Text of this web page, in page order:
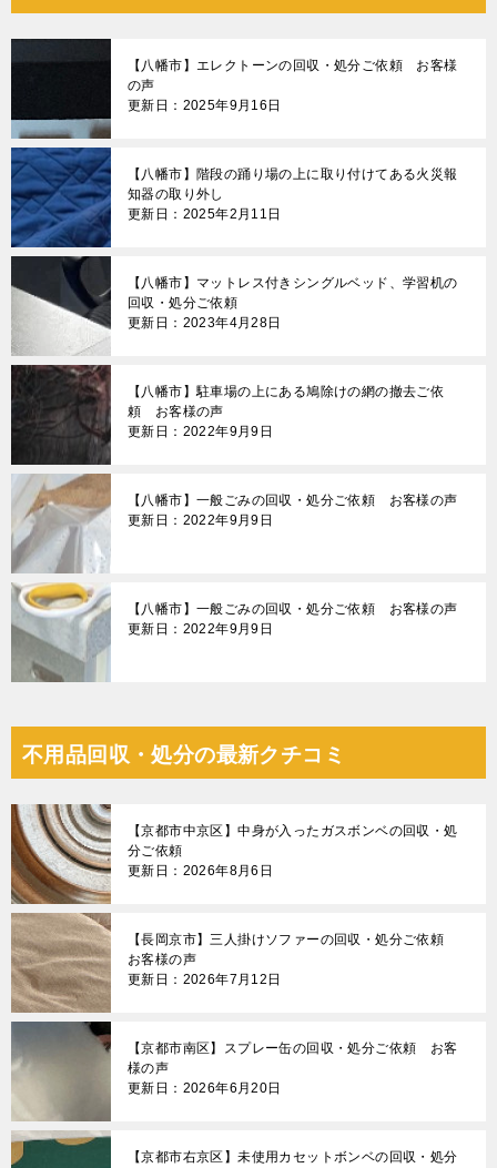
【八幡市】エレクトーンの回収・処分ご依頼 お客様
の声
更新日：2025年9月16日
【八幡市】階段の踊り場の上に取り付けてある火災報
知器の取り外し
更新日：2025年2月11日
【八幡市】マットレス付きシングルベッド、学習机の
回収・処分ご依頼
更新日：2023年4月28日
【八幡市】駐車場の上にある鳩除けの網の撤去ご依
頼 お客様の声
更新日：2022年9月9日
【八幡市】一般ごみの回収・処分ご依頼 お客様の声
更新日：2022年9月9日
【八幡市】一般ごみの回収・処分ご依頼 お客様の声
更新日：2022年9月9日
不用品回収・処分の最新クチコミ
【京都市中京区】中身が入ったガスボンベの回収・処
分ご依頼
更新日：2026年8月6日
【長岡京市】三人掛けソファーの回収・処分ご依頼
お客様の声
更新日：2026年7月12日
【京都市南区】スプレー缶の回収・処分ご依頼 お客
様の声
更新日：2026年6月20日
【京都市右京区】未使用カセットボンベの回収・処分